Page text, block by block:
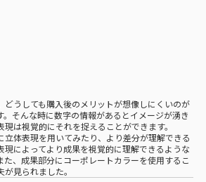
どうしても購入後のメリットが想像しにくいのが
。そんな時に数字の情報があるとイメージが湧き
は視覚的にそれを捉えることができます。
立体表現を用いてみたり、より差分が理解できる
現によってより成果を視覚的に理解できるような
、成果部分にコーポレートカラーを使用するこ
見られました。